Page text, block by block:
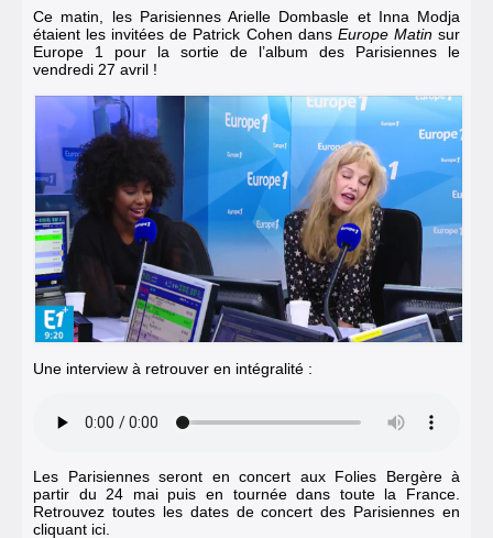
Ce matin, les Parisiennes Arielle Dombasle et Inna Modja
étaient les invitées de Patrick Cohen dans Europe Matin sur
Europe 1
pour la sortie de l’album des Parisiennes le
vendredi 27 avril !
Une interview à retrouver en intégralité :
Les Parisiennes seront en concert aux Folies Bergère à
partir du 24 mai puis en tournée dans toute la France.
Retrouvez toutes les dates de concert des Parisiennes en
cliquant ici.